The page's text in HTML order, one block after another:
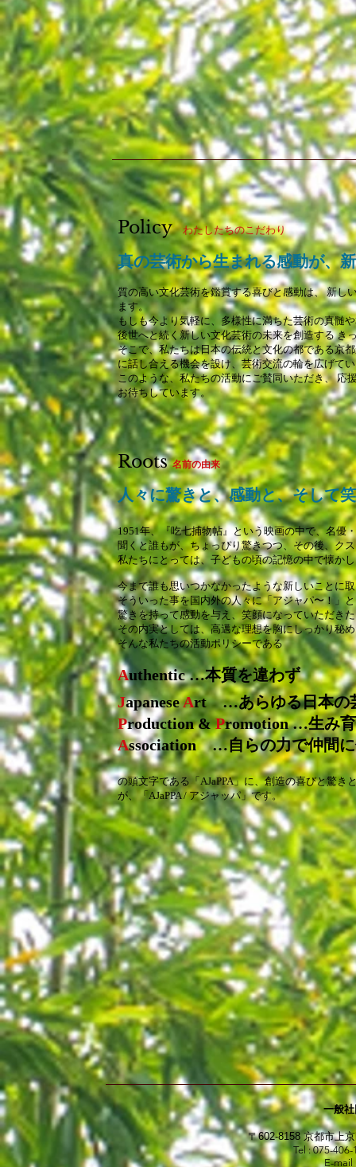
Policy わたしたちのこだわり
真の芸術から生まれる感動が、
質の高い文化芸術を鑑賞する喜びと感動は、 新し
ます。
もしも今より気軽に、多様性に満ちた芸術の真髄
後世へと続く新しい文化芸術の未来を創造する き
そこで、私たちは日本の伝統と文化の都である京
に話し合える機会を設け、芸術交流の輪を広げて
このような、私たちの活動にご賛同いただき、 応
お待ちしています。
Roots名前の由来
人々に驚きと、感動と、そして
1951年、『吃七捕物帖』という映画の中で、名優
聞くと誰もが、ちょっぴり驚きつつ、 その後、ク
私たちにとっては、子どもの頃の記憶の中で懐か
今まで誰も思いつかなかったような新しいことに
そういった事を国内外の人々に「アジャパ〜！」と
驚きを持って感動を与え、笑顔になっていただき
その内実としては、高邁な理想を胸にしっかり秘
そんな私たちの活動ポリシーである
Authentic …本質を違わず
JapaneseArt …あらゆる日本の
Production &Promotion …生み
Association …自らの力で仲間に
の頭文字である「AJaPPA」に、創造の喜びと驚き
が、 「AJaPPA / アジャッパ」です。
一般
〒602-8158 京都市上
Tel : 075-
E-mail